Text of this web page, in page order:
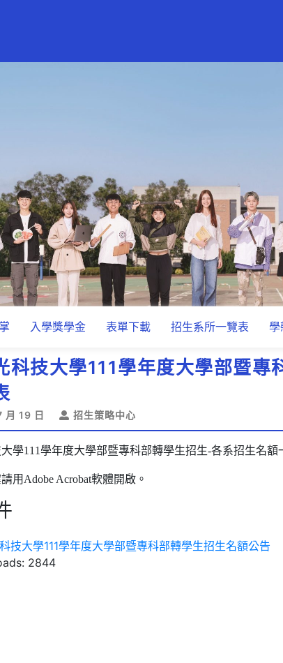
入學獎學金 表單下載 招生系所一覽表 學
科技大學111學年度大學部暨專
月 19 日 招生策略中心
學111學年度大學部暨專科部轉學生招生-各系招生名額
用Adobe Acrobat軟體開啟。
技大學111學年度大學部暨專科部轉學生招生名額公告
2844